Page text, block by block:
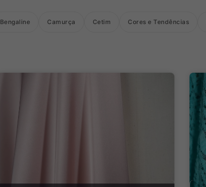
Bengaline Camurça Cetim Cores e Tendências